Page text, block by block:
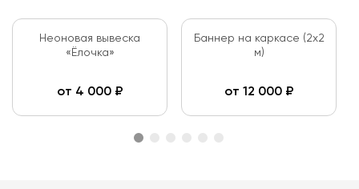
Неоновая вывеска
«Ёлочка»
от 4 000₽
Баннер на каркасе (2x2
м)
от 12 000₽